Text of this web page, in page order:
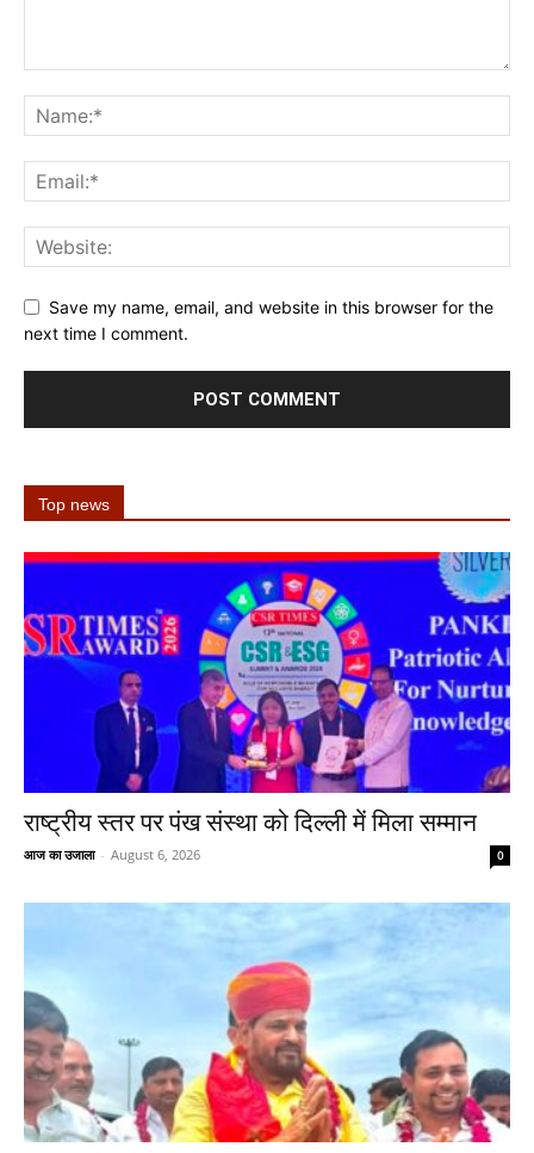
Save my name, email, and website in this browser for the
next time I comment.
Top news
राष्ट्रीय स्तर पर पंख संस्था को दिल्ली में मिला सम्मान
आज का उजाला - August 6, 2026 0